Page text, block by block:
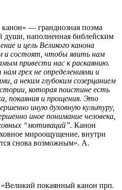
— грандиозная поэма
души, наполненная библейским
и цель Великого канона
и состоят, чтобы явить нам
привести нас к раскаянию.
грех не определениями и
а неким глубоким созерцанием
которая поистине есть
покаяния и прощения. Это
иную духовную культуру,
иное понимание человека,
“мотиваций”. Канон
мироощущение, внутри
снова возможным». А.
покаянный канон прп.